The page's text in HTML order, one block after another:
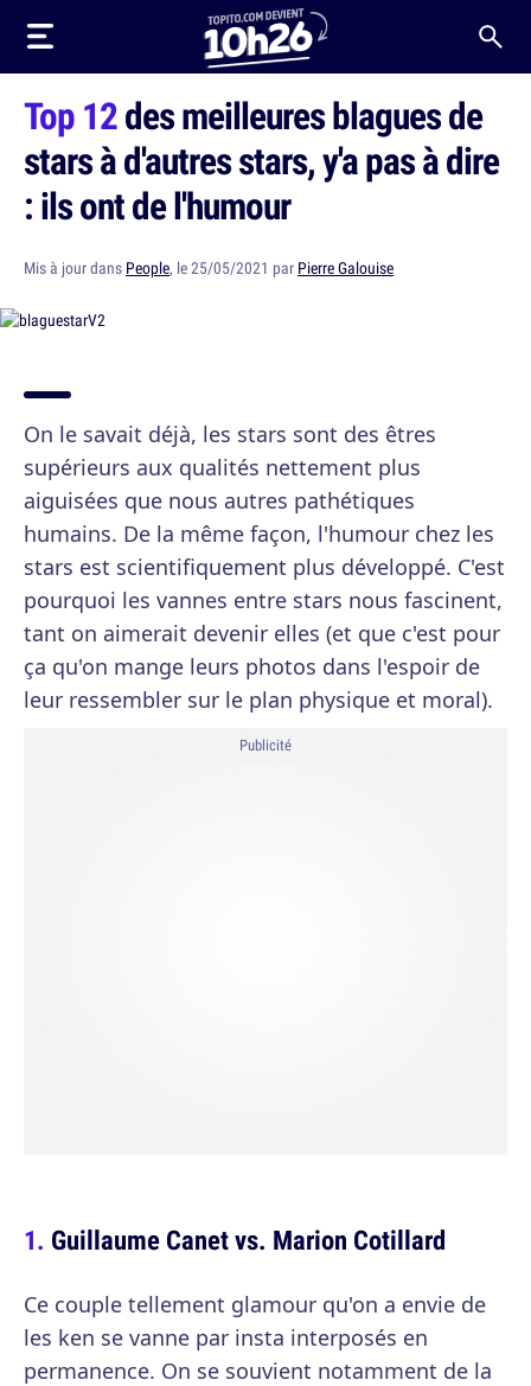
Top 12des meilleures blagues de
stars à d'autres stars, y'a pas à dire
: ils ont de l'humour
Mis à jour dans People, le 25/05/2021 par Pierre Galouise
On le savait déjà, les stars sont des êtres
supérieurs aux qualités nettement plus
aiguisées que nous autres pathétiques
humains. De la même façon, l'humour chez les
stars est scientifiquement plus développé. C'est
pourquoi les vannes entre stars nous fascinent,
tant on aimerait devenir elles (et que c'est pour
ça qu'on mange leurs photos dans l'espoir de
leur ressembler sur le plan physique et moral).
Publicité
Guillaume Canet vs. Marion Cotillard
Ce couple tellement glamour qu'on a envie de
les ken se vanne par insta interposés en
permanence. On se souvient notamment de la